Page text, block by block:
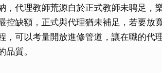
，代理教師荒源自於正式教師未聘足，
控缺額，正式與代理猶未補足，若要放
，可以考量開放進修管道，讓在職的代
品質。